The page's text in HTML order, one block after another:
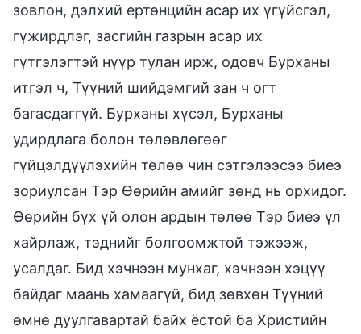
зовлон, дэлхий ертөнцийн асар их үгүйсгэл,
гүжирдлэг, засгийн газрын асар их
гүтгэлэгтэй нүүр тулан ирж, одовч Бурханы
итгэл ч, Түүний шийдэмгий зан ч огт
багасдаггүй. Бурханы хүсэл, Бурханы
удирдлага болон төлөвлөгөөг
гүйцэлдүүлэхийн төлөө чин сэтгэлээсээ биеэ
зориулсан Тэр Өөрийн амийг зөнд нь орхидог.
Өөрийн бүх үй олон ардын төлөө Тэр биеэ үл
хайрлаж, тэднийг болгоомжтой тэжээж,
усалдаг. Бид хэчнээн мунхаг, хэчнээн хэцүү
байдаг маань хамаагүй, бид зөвхөн Түүний
өмнө дуулгавартай байх ёстой ба Христийн